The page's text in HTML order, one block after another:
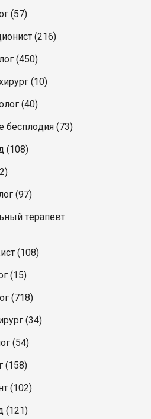
(57)
(216)
(450)
(10)
(40)
бесплодия (73)
(108)
(97)
терапевт
(108)
(15)
(718)
(34)
(54)
(158)
(102)
(121)